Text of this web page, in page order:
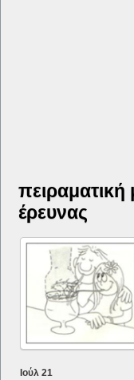
πειραματική
έρευνας
Ιούλ 21